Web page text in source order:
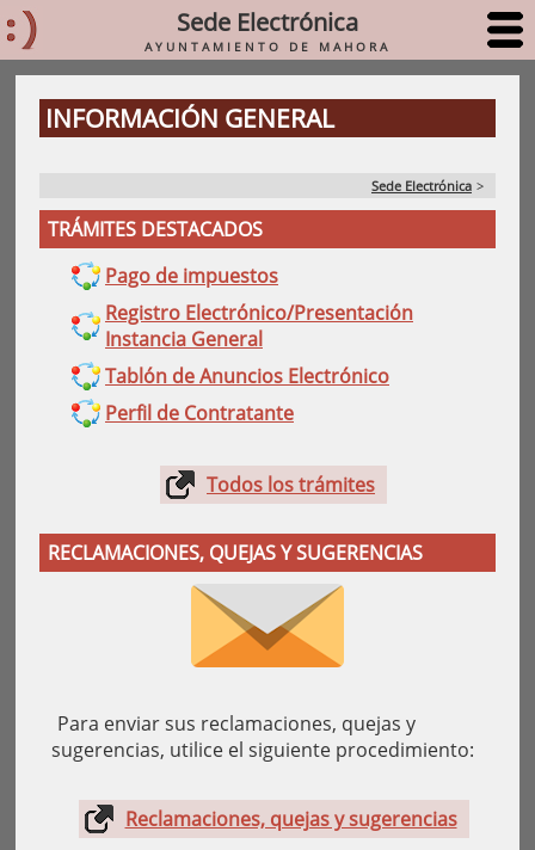
Sede Electrónica
AYUNTAMIENTO DE MAHORA
INFORMACIÓN GENERAL
Sede Electrónica >
TRÁMITES DESTACADOS
Pago de impuestos
Registro Electrónico/Presentación
Instancia General
Tablón de Anuncios Electrónico
Perfil de Contratante
Todos los trámites
RECLAMACIONES, QUEJAS Y SUGERENCIAS
Para enviar sus reclamaciones, quejas y
sugerencias, utilice el siguiente procedimiento:
Reclamaciones, quejas y sugerencias